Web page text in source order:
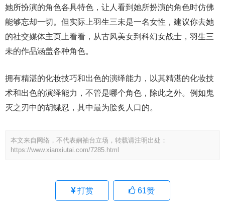
她所扮演的角色各具特色，让人看到她所扮演的角色时仿佛
能够忘却一切。但实际上羽生三未是一名女性，建议你去她
的社交媒体主页上看看，从古风美女到科幻女战士，羽生三
未的作品涵盖各种角色。
拥有精湛的化妆技巧和出色的演绎能力，以其精湛的化妆技
术和出色的演绎能力，不管是哪个角色，除此之外。例如鬼
灭之刃中的胡蝶忍，其中最为脍炙人口的。
本文来自网络，不代表娴袖台立场，转载请注明出处：
https://www.xianxiutai.com/7285.html
打赏 61赞